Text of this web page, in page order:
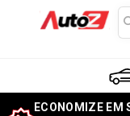
ECONOMIZE EM